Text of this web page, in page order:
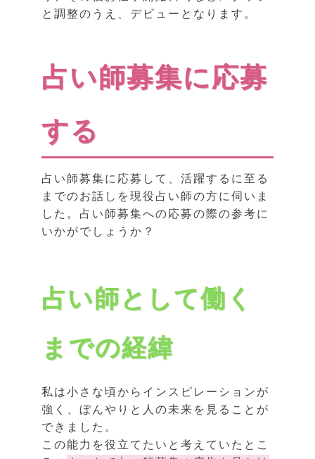
と調整のうえ、デビューとなります。
占い師募集に応募
する
占い師募集に応募して、活躍するに至る
までのお話しを現役占い師の方に伺いま
した。占い師募集への応募の際の参考に
いかがでしょうか？
占い師として働く
までの経緯
私は小さな頃からインスピレーションが
強く、ぼんやりと人の未来を見ることが
できました。
この能力を役立てたいと考えていたとこ